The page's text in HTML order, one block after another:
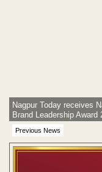
Previous News
Nagpur Today receives
Brand Leadership Award